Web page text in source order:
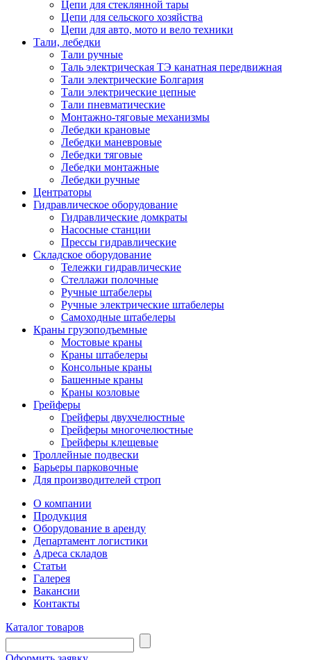
Цепи для стеклянной тары
Цепи для сельского хозяйства
Цепи для авто, мото и вело техники
Тали, лебедки
Тали ручные
Таль электрическая ТЭ канатная передвижная
Тали электрические Болгария
Тали электрические цепные
Тали пневматические
Монтажно-тяговые механизмы
Лебедки крановые
Лебедки маневровые
Лебедки тяговые
Лебедки монтажные
Лебедки ручные
Центраторы
Гидравлическое оборудование
Гидравлические домкраты
Насосные станции
Прессы гидравлические
Складское оборудование
Тележки гидравлические
Cтеллажи полочные
Ручные штабелеры
Ручные электрические штабелеры
Самоходные штабелеры
Краны грузоподъемные
Мостовые краны
Краны штабелеры
Консольные краны
Башенные краны
Краны козловые
Грейферы
Грейферы двухчелюстные
Грейферы многочелюстные
Грейферы клещевые
Троллейные подвески
Барьеры парковочные
Для производителей строп
О компании
Продукция
Оборудование в аренду
Департамент логистики
Адреса складов
Статьи
Галерея
Вакансии
Контакты
Каталог товаров